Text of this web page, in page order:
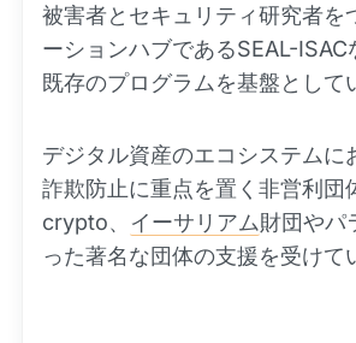
被害者とセキュリティ研究者を
ーションハブであるSEAL-ISAC
既存のプログラムを基盤として
デジタル資産のエコシステムに
詐欺防止に重点を置く非営利団
crypto、 イーサリアム財団やパ
った著名な団体の支援を受けて